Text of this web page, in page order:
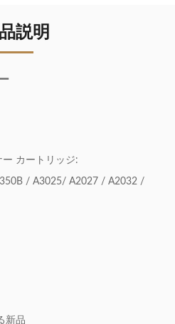
説明
カートリッジ:
/ A3025/ A2027 / A2032 /
新品